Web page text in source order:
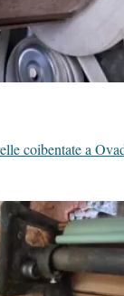
coibentate a